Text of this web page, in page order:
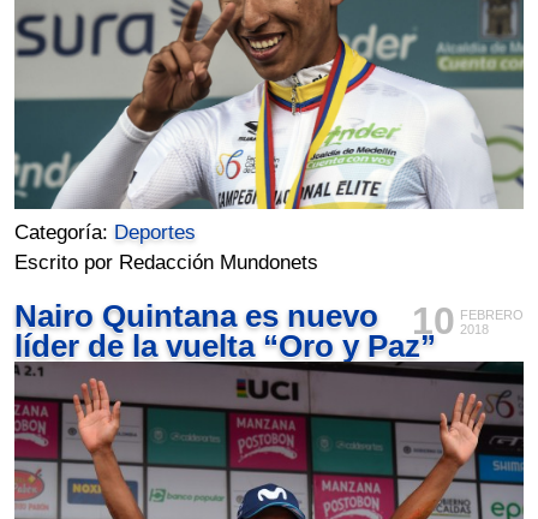
Categoría: Deportes
Escrito por Redacción Mundonets
10 FEBRERO
2018
Nairo Quintana es nuevo
líder de la vuelta “Oro y Paz”